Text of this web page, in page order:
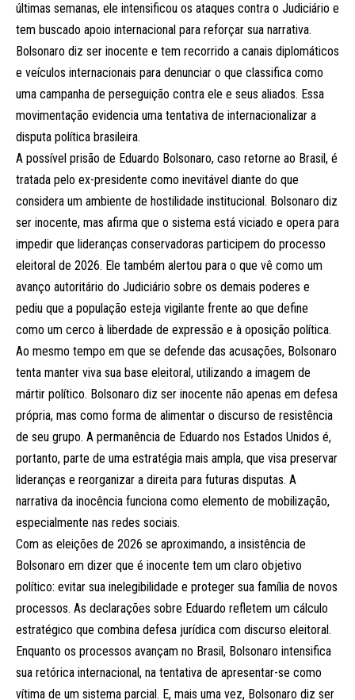
últimas semanas, ele intensificou os ataques contra o Judiciário e
tem buscado apoio internacional para reforçar sua narrativa.
Bolsonaro diz ser inocente e tem recorrido a canais diplomáticos
e veículos internacionais para denunciar o que classifica como
uma campanha de perseguição contra ele e seus aliados. Essa
movimentação evidencia uma tentativa de internacionalizar a
disputa política brasileira.
A possível prisão de Eduardo Bolsonaro, caso retorne ao Brasil, é
tratada pelo ex-presidente como inevitável diante do que
considera um ambiente de hostilidade institucional. Bolsonaro diz
ser inocente, mas afirma que o sistema está viciado e opera para
impedir que lideranças conservadoras participem do processo
eleitoral de 2026. Ele também alertou para o que vê como um
avanço autoritário do Judiciário sobre os demais poderes e
pediu que a população esteja vigilante frente ao que define
como um cerco à liberdade de expressão e à oposição política.
Ao mesmo tempo em que se defende das acusações, Bolsonaro
tenta manter viva sua base eleitoral, utilizando a imagem de
mártir político. Bolsonaro diz ser inocente não apenas em defesa
própria, mas como forma de alimentar o discurso de resistência
de seu grupo. A permanência de Eduardo nos Estados Unidos é,
portanto, parte de uma estratégia mais ampla, que visa preservar
lideranças e reorganizar a direita para futuras disputas. A
narrativa da inocência funciona como elemento de mobilização,
especialmente nas redes sociais.
Com as eleições de 2026 se aproximando, a insistência de
Bolsonaro em dizer que é inocente tem um claro objetivo
político: evitar sua inelegibilidade e proteger sua família de novos
processos. As declarações sobre Eduardo refletem um cálculo
estratégico que combina defesa jurídica com discurso eleitoral.
Enquanto os processos avançam no Brasil, Bolsonaro intensifica
sua retórica internacional, na tentativa de apresentar-se como
vítima de um sistema parcial. E, mais uma vez, Bolsonaro diz ser